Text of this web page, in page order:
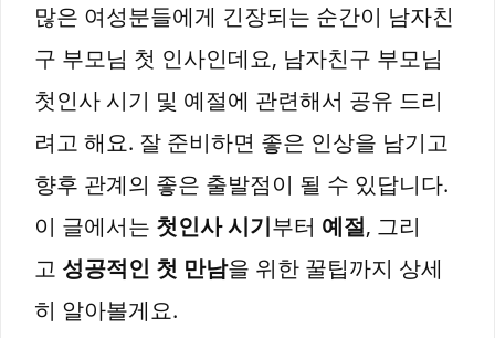
많은 여성분들에게 긴장되는 순간이 남자친
구 부모님 첫 인사인데요, 남자친구 부모님
첫인사 시기 및 예절에 관련해서 공유 드리
려고 해요. 잘 준비하면 좋은 인상을 남기고
향후 관계의 좋은 출발점이 될 수 있답니다.
이 글에서는 첫인사 시기부터 예절, 그리
고 성공적인 첫 만남을 위한 꿀팁까지 상세
히 알아볼게요.